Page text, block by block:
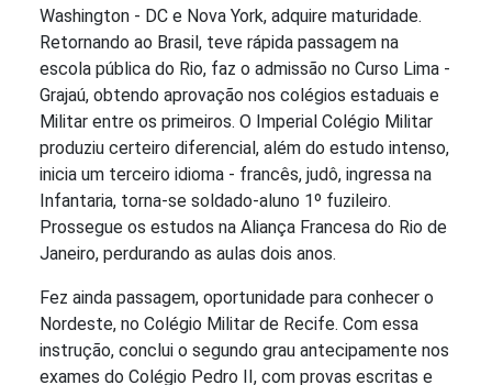
Washington - DC e Nova York, adquire maturidade.
Retornando ao Brasil, teve rápida passagem na
escola pública do Rio, faz o admissão no Curso Lima -
Grajaú, obtendo aprovação nos colégios estaduais e
Militar entre os primeiros. O Imperial Colégio Militar
produziu certeiro diferencial, além do estudo intenso,
inicia um terceiro idioma - francês, judô, ingressa na
Infantaria, torna-se soldado-aluno 1º fuzileiro.
Prossegue os estudos na Aliança Francesa do Rio de
Janeiro, perdurando as aulas dois anos.
Fez ainda passagem, oportunidade para conhecer o
Nordeste, no Colégio Militar de Recife. Com essa
instrução, conclui o segundo grau antecipamente nos
exames do Colégio Pedro II, com provas escritas e